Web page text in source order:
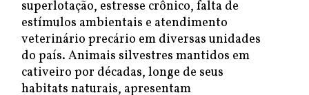
superlotação, estresse crônico, falta de
estímulos ambientais e atendimento
veterinário precário em diversas unidades
do país. Animais silvestres mantidos em
cativeiro por décadas, longe de seus
habitats naturais, apresentam